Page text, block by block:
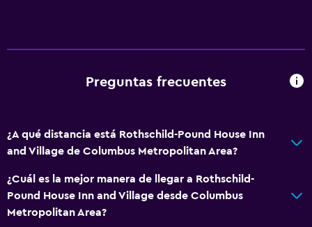
Accesibilidad y adecuación
Baño
Preguntas frecuentes
¿A qué distancia está Rothschild-Pound House Inn
and Village de Columbus Metropolitan Area?
¿Cuál es la mejor manera de llegar a Rothschild-
Pound House Inn and Village desde Columbus
Metropolitan Area?